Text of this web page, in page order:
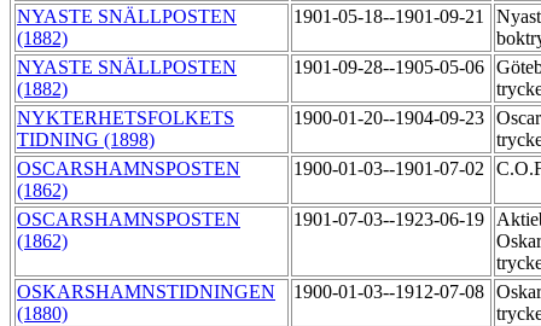
NYASTE SNÄLLPOSTEN
(1882)
1901-05-18--1901-09-21
NYASTE SNÄLLPOSTEN
(1882)
1901-09-28--1905-05-06
NYKTERHETSFOLKETS
TIDNING (1898)
1900-01-20--1904-09-23
OSCARSHAMNSPOSTEN
(1862)
1900-01-03--1901-07-02
OSCARSHAMNSPOSTEN
(1862)
1901-07-03--1923-06-19
OSKARSHAMNSTIDNINGEN
(1880)
1900-01-03--1912-07-08